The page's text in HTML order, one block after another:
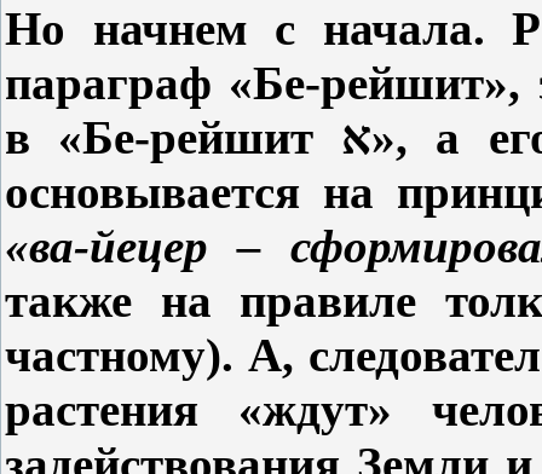
Но начнем с начала.
параграф «Бе-рейшит»,
в «Бе-рейшит א», а
основывается на
«ва-йецер –
также на правиле
частному). А,
растения «ждут»
задействования Земли